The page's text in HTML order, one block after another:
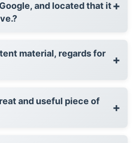
and located that it+
material, regards for
+
and useful piece of
+